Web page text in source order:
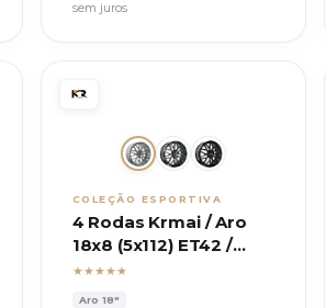
sem juros
COLEÇÃO ESPORTIVA
4 Rodas Krmai / Aro
18x8 (5x112) ET42 /
Mod. M30 Cayenne
★★★★★
Aro 18"